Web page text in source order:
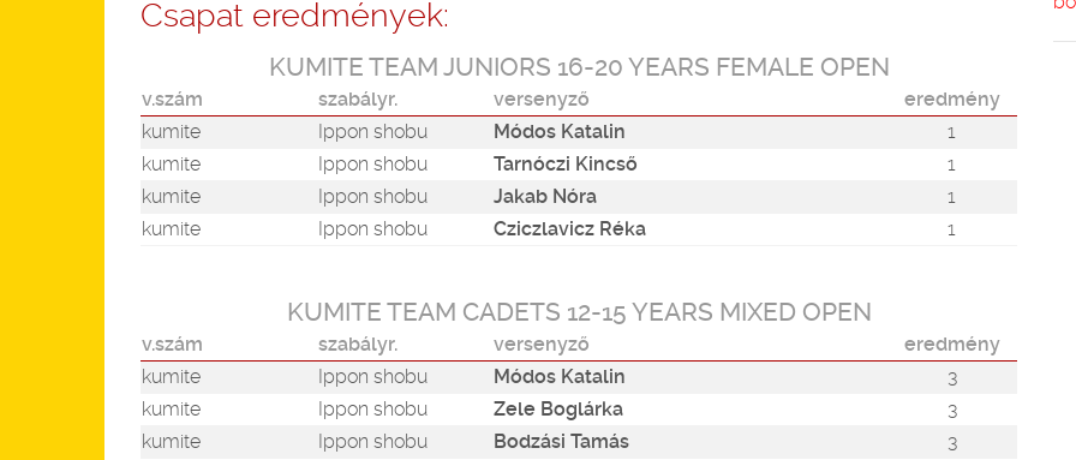
Csapat eredmények:
KUMITE TEAM JUNIORS 16-20 YEARS FEMALE OPEN
v.szám szabályr. versenyző
eredmény
kumite
Ippon shobu Módos Katalin
1
kumite
Ippon shobu Tarnóczi Kincső
1
kumite
Ippon shobu Jakab Nóra
1
kumite
Ippon shobu Cziczlavicz Réka 1
KUMITE TEAM CADETS 12-15 YEARS MIXED OPEN
v.szám szabályr. versenyző
eredmény
kumite
Ippon shobu Módos Katalin
3
kumite
Ippon shobu Zele Boglárka
3
kumite
Ippon shobu Bodzási Tamás
3